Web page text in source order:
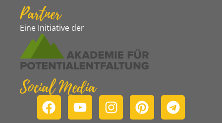
Partner
Eine Initiative der
Social Media